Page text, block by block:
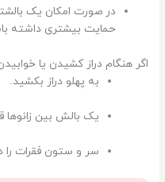
در صورت امکان یک
حمایت بیشتری داشته
اگر هنگام دراز کشیدن یا
به پهلو دراز بکشید.
یک بالش بین زانوها
سر و ستون فقرات را